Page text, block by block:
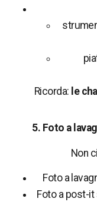
Ricorda: le
5. Foto a
Non
Foto a
Foto a post-it